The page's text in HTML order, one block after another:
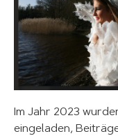
Im Jahr 2023
eingeladen,